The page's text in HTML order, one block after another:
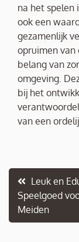
na het spelen
ook een
gezamenlijk
opruimen
belang van
omgeving.
bij het
van een
Leuk en
Speelgoed
Meiden